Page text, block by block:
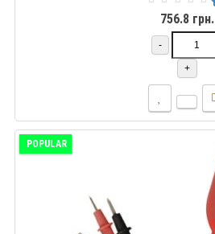
756.8 грн.
-
+
POPULAR